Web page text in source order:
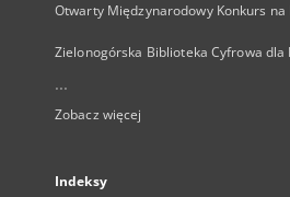
Otwarty Międzynarodowy Konkurs na
Zielonogórska Biblioteka Cyfrowa dla
...
Zobacz więcej
Indeksy